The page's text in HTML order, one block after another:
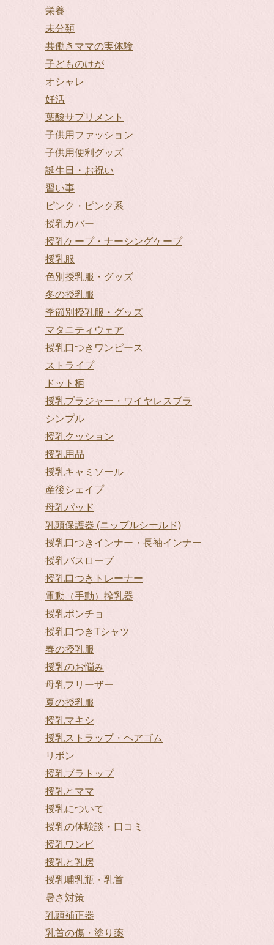
栄養
未分類
共働きママの実体験
子どものけが
オシャレ
妊活
葉酸サプリメント
子供用ファッション
子供用便利グッズ
誕生日・お祝い
習い事
ピンク・ピンク系
授乳カバー
授乳ケープ・ナーシングケープ
授乳服
色別授乳服・グッズ
冬の授乳服
季節別授乳服・グッズ
マタニティウェア
授乳口つきワンピース
ストライプ
ドット柄
授乳ブラジャー・ワイヤレスブラ
シンプル
授乳クッション
授乳用品
授乳キャミソール
産後シェイプ
母乳パッド
乳頭保護器 (ニップルシールド)
授乳口つきインナー・長袖インナー
授乳バスローブ
授乳口つきトレーナー
電動（手動）搾乳器
授乳ポンチョ
授乳口つきTシャツ
春の授乳服
授乳のお悩み
母乳フリーザー
夏の授乳服
授乳マキシ
授乳ストラップ・ヘアゴム
リボン
授乳ブラトップ
授乳とママ
授乳について
授乳の体験談・口コミ
授乳ワンピ
授乳と乳房
授乳哺乳瓶・乳首
暑さ対策
乳頭補正器
乳首の傷・塗り薬